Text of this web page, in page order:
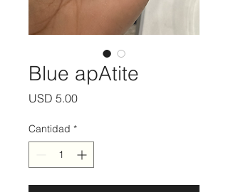
Blue apAtite
USD 5.00Precio
Cantidad *